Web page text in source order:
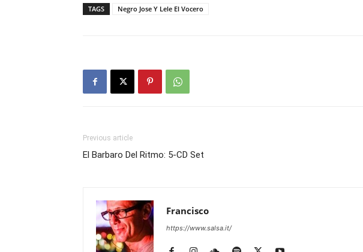
TAGS Negro Jose Y Lele El Vocero
Previous article
El Barbaro Del Ritmo: 5-CD Set
Francisco
https://www.salsa.it/